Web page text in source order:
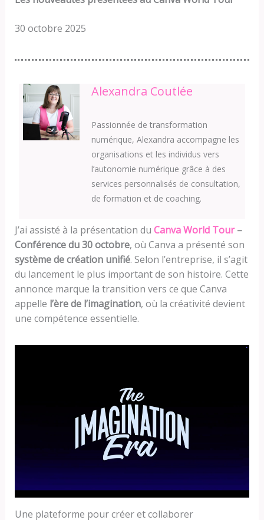
30 octobre 2025
Alexandra Coutlée
Passionnée de transformation
numérique, Alexandra accompagne les
organisations et les individus vers
l’autonomie numérique grâce à des
services personnalisés de consultation,
de formation et de coaching.
J’ai assisté à la présentation du Canva World Tour–
Conférence du 30 octobre, où Canva a présenté son
système de création unifié. Selon l’entreprise, il s’agit
du lancement le plus important de son histoire. Cette
annonce marque la transition vers ce que Canva
appelle l’ère de l’imagination, où la créativité devient
une compétence essentielle.
Une plateforme pour créer et collaborer